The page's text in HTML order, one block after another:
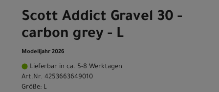
Scott Addict Gravel 30 -
carbon grey - L
Modelljahr 2026
Lieferbar in ca. 5-8 Werktagen
Art.Nr. 4253663649010
Größe: L